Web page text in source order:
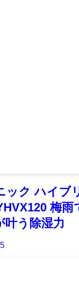
ック ハイブ
梅雨
叶う除湿力